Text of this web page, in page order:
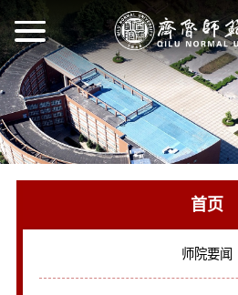
首页
师院要闻